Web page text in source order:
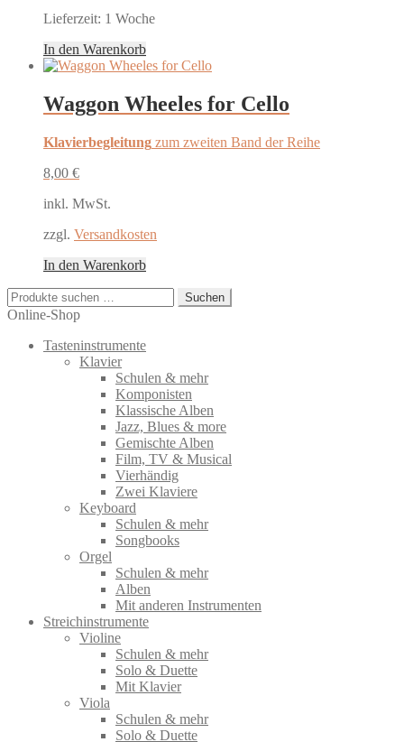
Lieferzeit: 1 Woche
In den Warenkorb
Waggon Wheeles for Cello
Klavierbegleitung zum zweiten Band der Reihe
8,00 €
inkl. MwSt.
zzgl. Versandkosten
In den Warenkorb
Suchen
nach:
Suchen
Online-Shop
Tasteninstrumente
Klavier
Schulen & mehr
Komponisten
Klassische Alben
Jazz, Blues & more
Gemischte Alben
Film, TV & Musical
Vierhändig
Zwei Klaviere
Keyboard
Schulen & mehr
Songbooks
Orgel
Schulen & mehr
Alben
Mit anderen Instrumenten
Streichinstrumente
Violine
Schulen & mehr
Solo & Duette
Mit Klavier
Viola
Schulen & mehr
Solo & Duette